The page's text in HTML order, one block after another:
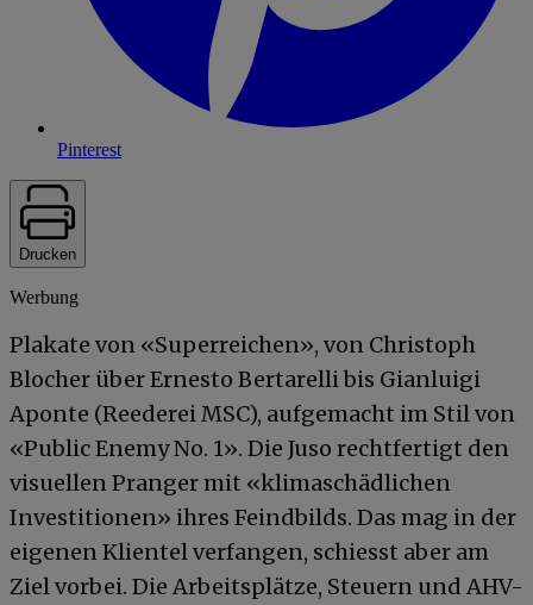
Pinterest
Drucken
Werbung
Plakate von «Superreichen», von Christoph
Blocher über Ernesto Bertarelli bis Gianluigi
Aponte (Reederei MSC), aufgemacht im Stil von
«Public Enemy No. 1». Die Juso rechtfertigt den
visuellen Pranger mit «klimaschädlichen
Investitionen» ihres Feindbilds. Das mag in der
eigenen Klientel verfangen, schiesst aber am
Ziel vorbei. Die Arbeitsplätze, Steuern und AHV-